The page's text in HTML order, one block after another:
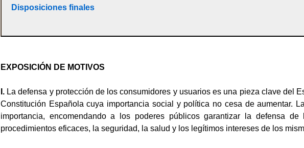
Disposiciones finales
EXPOSICIÓN DE MOTIVOS
I. La defensa y protección de los consumidores y usuarios es una pieza clave del
Constitución Española cuya importancia social y política no cesa de aumentar.
importancia, encomendando a los poderes públicos garantizar la defensa
procedimientos eficaces, la seguridad, la salud y los legítimos intereses de los